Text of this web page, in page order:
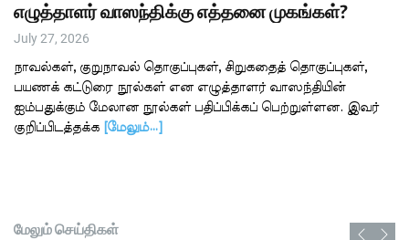
எழுத்தாளர் வாஸந்திக்கு எத்தனை முகங்கள்?
July 27, 2026
நாவல்கள், குறுநாவல் தொகுப்புகள், சிறுகதைத் தொகுப்புகள்,
பயணக் கட்டுரை நூல்கள் என எழுத்தாளர் வாஸந்தியின்
ஐம்பதுக்கும் மேலான நூல்கள் பதிப்பிக்கப் பெற்றுள்ளன. இவர்
குறிப்பிடத்தக்க
[மேலும்…]
மேலும் செய்திகள்